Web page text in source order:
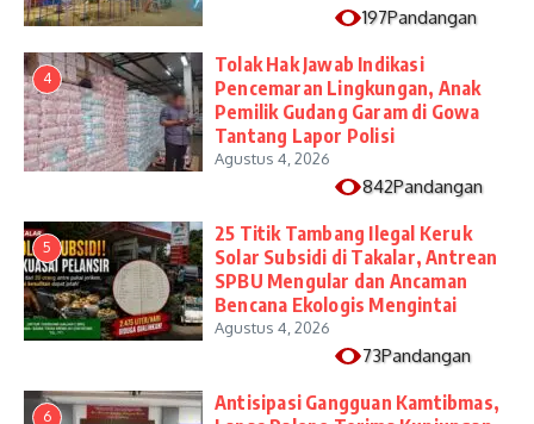
197Pandangan
4
Tolak Hak Jawab Indikasi
Pencemaran Lingkungan, Anak
Pemilik Gudang Garam di Gowa
Tantang Lapor Polisi
Agustus 4, 2026
842Pandangan
5
25 Titik Tambang Ilegal Keruk
Solar Subsidi di Takalar, Antrean
SPBU Mengular dan Ancaman
Bencana Ekologis Mengintai
Agustus 4, 2026
73Pandangan
6
Antisipasi Gangguan Kamtibmas,